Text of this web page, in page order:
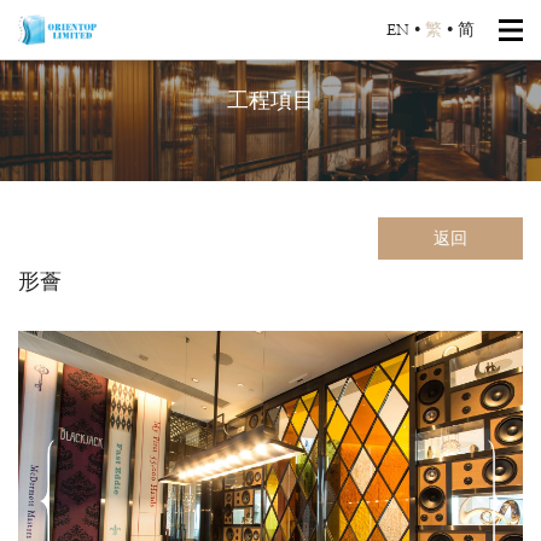
EN • 繁 • 简
工程項目
返回
形薈